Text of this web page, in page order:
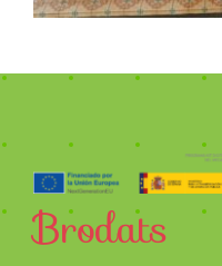
Brodats